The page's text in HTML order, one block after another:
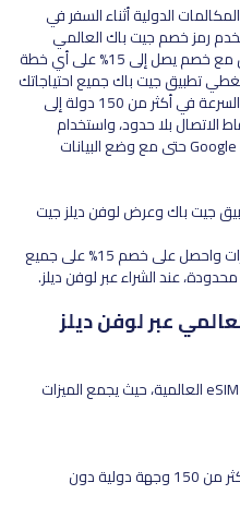
الدولية أثناء السفر في
رمز خصم جيت باك العالمي
الإمارات واستمتع باتصال سريع وموثوق مع خصم يصل إلى 15% على أي خطة
تطبيق جيت باك جميع احتياجاتك
الرقمية أثناء السفر: من بيانات 5G فائقة السرعة في أكثر من 150 دولة إلى
الاتصال بلا حدود، واستخدام
تطبيقات مثل WhatsApp وUber وGoogle Maps حتى مع وضع البيانات
جيت باك وعرض لوفن ديلز جيت
* طبق رمز خصم جيت باك العالمي الإمارات واحصل على خصم 15% على جميع
عبر لوفن ديلز
يُعد جيت باك من أفضل التطبيقات لخطط eSIM العالمية، حيث يجمع الميزات
الوصول إلى الإنترنت عبر 5G في أكثر من 150 وجهة دولية دون